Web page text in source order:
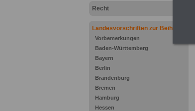
Recht
Landesvorschriften zur Beihilfe
Vorbemerkungen
Baden-Württemberg
Bayern
Berlin
Brandenburg
Bremen
Hamburg
Hessen